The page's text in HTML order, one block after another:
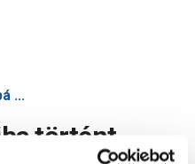
...
történt